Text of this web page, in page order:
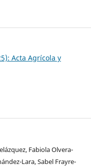
Acta Agrícola y
Fabiola Olvera-
Lara, Sabel Frayre-